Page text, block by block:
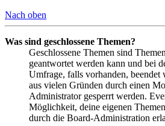
Nach oben
Was sind geschlossene Themen?
Geschlossene Themen sind
geantwortet werden kann und bei
Umfrage, falls vorhanden, beendet
aus vielen Gründen durch einen
Administrator gesperrt werden.
Möglichkeit, deine eigenen
durch die Board-Administration